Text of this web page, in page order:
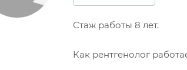
Стаж работы 8 лет.
Как рентгенолог